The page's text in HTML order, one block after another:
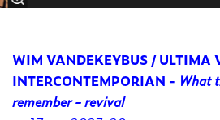
WIM VANDEKEYBUS / ULTIMA
INTERCONTEMPORIAN - What
remember - revival